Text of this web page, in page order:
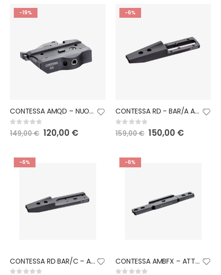
-19%
CONTESSA AMQD – NUOVO ATTACCO A SGANCIO RAPIDO PICATINNY/WEAVER PER RED DOT
Rating:
0%
149,00 € Special
Price
120,00 €
-6%
CONTESSA RD - BAR/A ATTACCO FISSO PER PUNTO ROSSO
Rating:
0%
159,00 € Special
Price
150,00 €
-6%
CONTESSA RD BAR/C – ATTACCO FISSO PER PUNTO ROSSO
-6%
CONTESSA AMBFX – ATTACCO FISSO PER AIMPOINT ATTACCO FISSO PER AIMPOINT